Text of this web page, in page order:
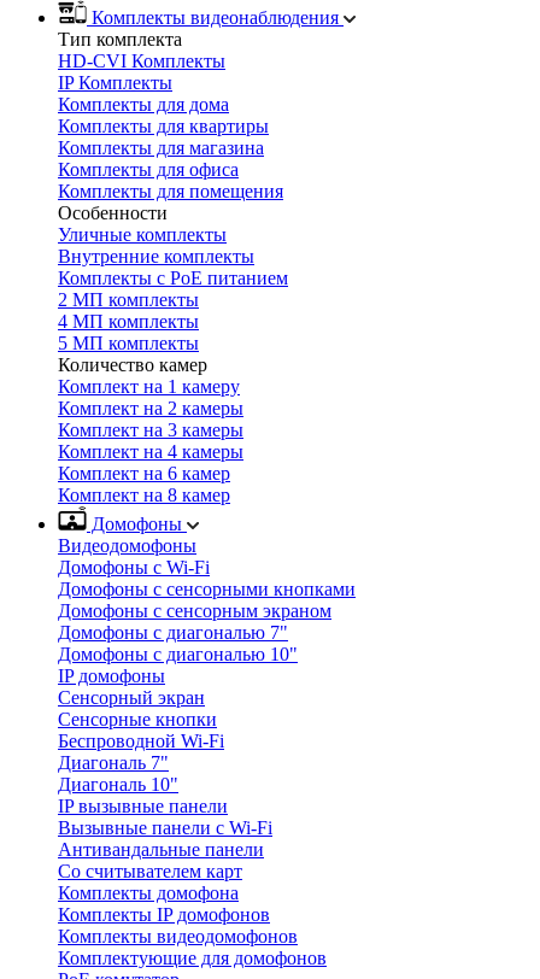
Комплекты видеонаблюдения
Тип комплекта
HD-CVI Комплекты
IP Комплекты
Комплекты для дома
Комплекты для квартиры
Комплекты для магазина
Комплекты для офиса
Комплекты для помещения
Особенности
Уличные комплекты
Внутренние комплекты
Комплекты с PoE питанием
2 МП комплекты
4 МП комплекты
5 МП комплекты
Количество камер
Комплект на 1 камеру
Комплект на 2 камеры
Комплект на 3 камеры
Комплект на 4 камеры
Комплект на 6 камер
Комплект на 8 камер
Домофоны
Видеодомофоны
Домофоны с Wi-Fi
Домофоны с сенсорными кнопками
Домофоны с сенсорным экраном
Домофоны с диагональю 7"
Домофоны с диагональю 10"
IP домофоны
Сенсорный экран
Сенсорные кнопки
Беспроводной Wi-Fi
Диагональ 7"
Диагональ 10"
IP вызывные панели
Вызывные панели с Wi-Fi
Антивандальные панели
Со считывателем карт
Комплекты домофона
Комплекты IP домофонов
Комплекты видеодомофонов
Комплектующие для домофонов